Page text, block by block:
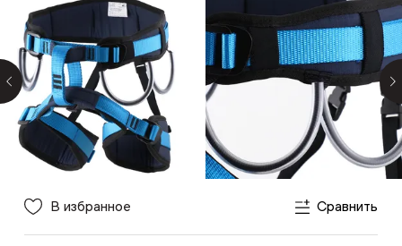
В избранное Сравнить